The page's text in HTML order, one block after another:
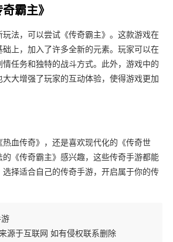
霸主》
法，可以尝试《传奇霸主》。这款游戏在
上，加入了许多全新的元素。玩家可以在
任务和独特的战斗方式。此外，游戏中的
大增强了玩家的互动体验，使得游戏更加
血传奇》，还是喜欢现代化的《传奇世
《传奇霸主》感兴趣，这些传奇手游都能
择适合自己的传奇手游，开启属于你的传
源于互联网 如有侵权联系删除